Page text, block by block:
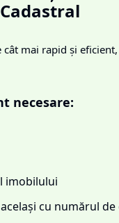
Cadastral
cât mai rapid și
necesare:
imobilului
cu numărul